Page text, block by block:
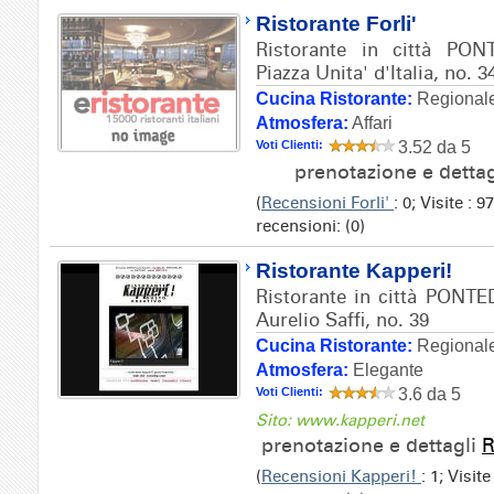
Ristorante Forli'
Ristorante in città
Piazza Unita' d'Italia, no.
Cucina Ristorante:
Atmosfera: Affari
Voti Clienti: 3.52 da 5
prenotazione e
(Recensioni Forli' : 0; Visite :
recensioni: (0)
Ristorante Kapperi!
Ristorante in città
Aurelio Saffi, no. 39
Cucina Ristorante:
Atmosfera: Elegante
Voti Clienti: 3.6 da 5
Sito: www.kapperi.net
prenotazione e dettagli
(Recensioni Kapperi! : 1;